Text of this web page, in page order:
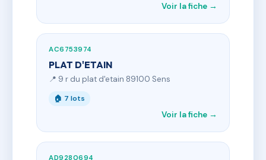
Voir la fiche →
AC6753974
PLAT D'ETAIN
📍 9 r du plat d'etain 89100 Sens
🏠 7 lots
Voir la fiche →
AD9280694